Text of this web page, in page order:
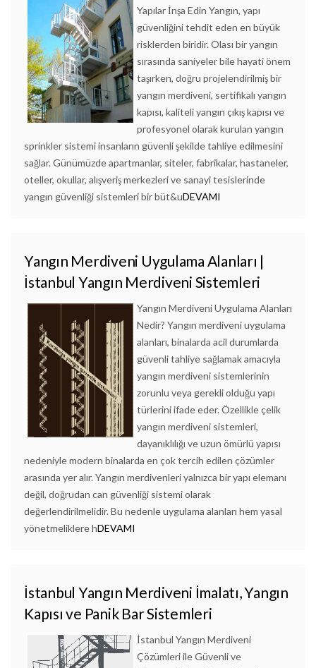
Yapılar İnşa Edin Yangın, yapı
güvenliğini tehdit eden en büyük
risklerden biridir. Olası bir yangın
sırasında saniyeler bile hayati önem
taşırken, doğru projelendirilmiş bir
yangın merdiveni, sertifikalı yangın
kapısı, kaliteli yangın çıkış kapısı ve
profesyonel olarak kurulan yangın
sprinkler sistemi insanların güvenli şekilde tahliye edilmesini
sağlar. Günümüzde apartmanlar, siteler, fabrikalar, hastaneler,
oteller, okullar, alışveriş merkezleri ve sanayi tesislerinde
yangın güvenliği sistemleri bir büt&uDEVAMI
Yangın Merdiveni Uygulama Alanları |
İstanbul Yangın Merdiveni Sistemleri
Yangın Merdiveni Uygulama Alanları
Nedir? Yangın merdiveni uygulama
alanları, binalarda acil durumlarda
güvenli tahliye sağlamak amacıyla
yangın merdiveni sistemlerinin
zorunlu veya gerekli olduğu yapı
türlerini ifade eder. Özellikle çelik
yangın merdiveni sistemleri,
dayanıklılığı ve uzun ömürlü yapısı
nedeniyle modern binalarda en çok tercih edilen çözümler
arasında yer alır. Yangın merdivenleri yalnızca bir yapı elemanı
değil, doğrudan can güvenliği sistemi olarak
değerlendirilmelidir. Bu nedenle uygulama alanları hem yasal
yönetmeliklere hDEVAMI
İstanbul Yangın Merdiveni İmalatı, Yangın
Kapısı ve Panik Bar Sistemleri
İstanbul Yangın Merdiveni
Çözümleri ile Güvenli ve